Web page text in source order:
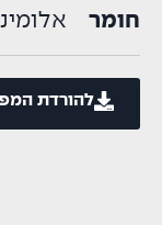
חומר
להורדת